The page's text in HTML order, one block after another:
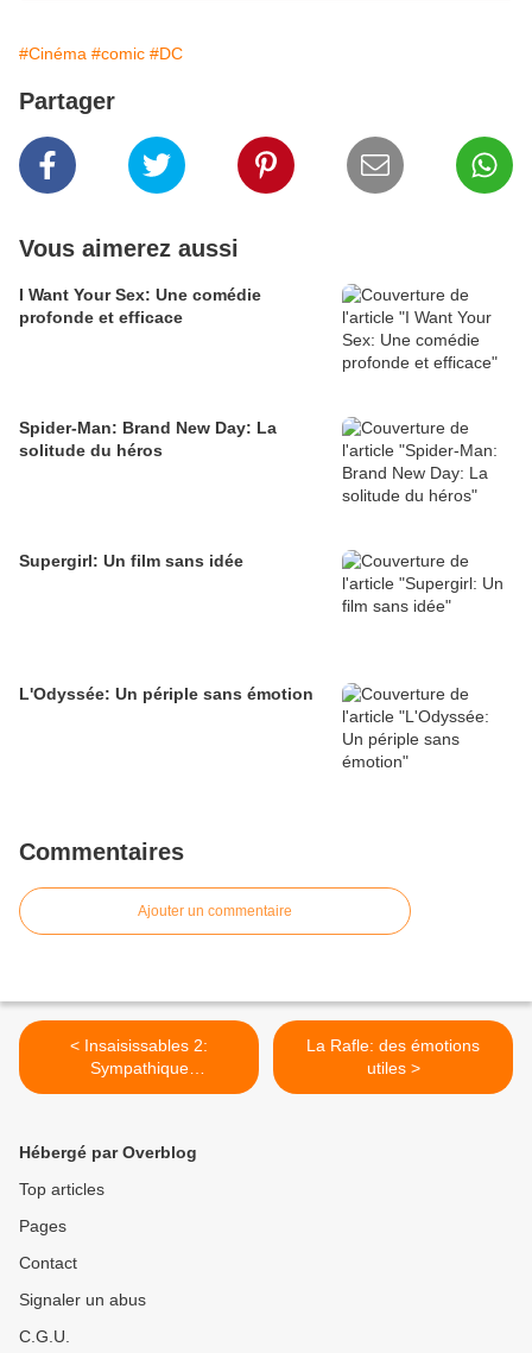
#Cinéma #comic #DC
Partager
Vous aimerez aussi
I Want Your Sex: Une comédie
profonde et efficace
Spider-Man: Brand New Day: La
solitude du héros
Supergirl: Un film sans idée
L'Odyssée: Un périple sans émotion
Commentaires
Ajouter un commentaire
< Insaisissables 2:
Sympathique
divertissement
La Rafle: des émotions
utiles >
Hébergé par Overblog
Top articles
Pages
Contact
Signaler un abus
C.G.U.